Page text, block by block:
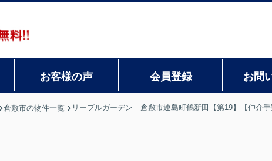
お客様の声 会員登録 お問
倉敷市の物件一覧 リーブルガーデン 倉敷市連島町鶴新田【第19】【仲介